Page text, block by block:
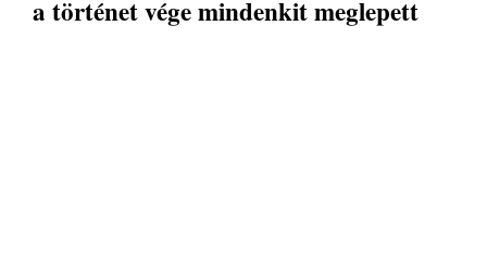
a történet vége mindenkit meglepett